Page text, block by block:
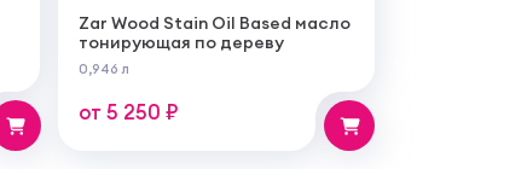
Zar Wood Stain Oil Based масло
тонирующая по дереву
0,946 л
от 5 250 ₽